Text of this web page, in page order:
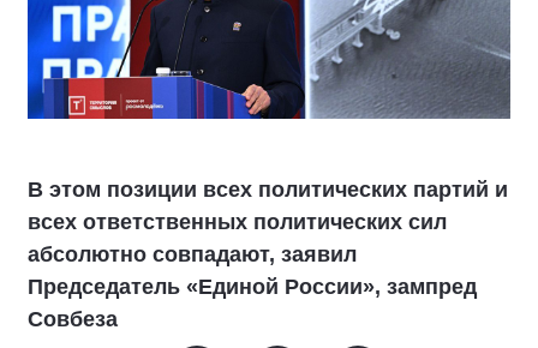
В этом позиции всех политических партий и
всех ответственных политических сил
абсолютно совпадают, заявил
Председатель «Единой России», зампред
Совбеза